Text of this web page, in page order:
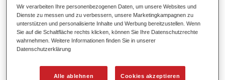
Wir verarbeiten Ihre personenbezogenen Daten, um unsere Websites und
Dienste zu messen und zu verbessern, unsere Marketingkampagnen zu
unterstützen und personalisierte Inhalte und Werbung bereitzustellen. Wenn
Sie auf die Schaltfläche rechts klicken, können Sie Ihre Datenschutzrechte
wahrnehmen. Weitere Informationen finden Sie in unserer
Datenschutzerklärung
Alle ablehnen Cookies akzeptieren